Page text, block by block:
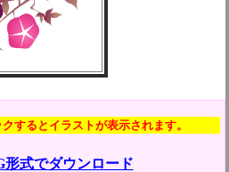
するとイラストが表示されます。
形式でダウンロード